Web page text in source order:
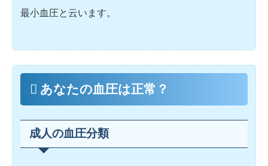
最小血圧と云います。
あなたの血圧は正常？
成人の血圧分類